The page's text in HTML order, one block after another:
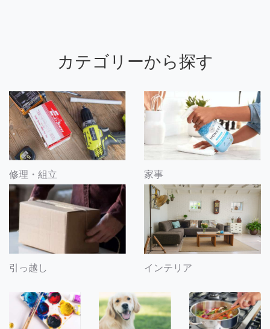
カテゴリーから探す
修理・組立 家事
引っ越し インテリア